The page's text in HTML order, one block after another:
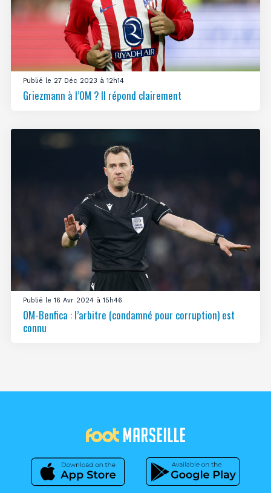
Publié le 27 Déc 2023 à 12h14
Griezmann à l’OM ? Il répond clairement
Publié le 16 Avr 2024 à 15h46
OM-Benfica : l’arbitre (condamné pour corruption) est
connu